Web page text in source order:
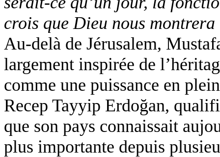
crois que Dieu nous
Au-delà de Jérusalem,
largement inspirée de
comme une puissance en
Recep Tayyip Erdoğan,
que son pays connaissait
plus importante depuis